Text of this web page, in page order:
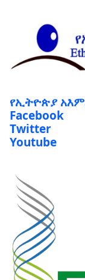
የኢትዮጵያ
Facebook
Twitter
Youtube